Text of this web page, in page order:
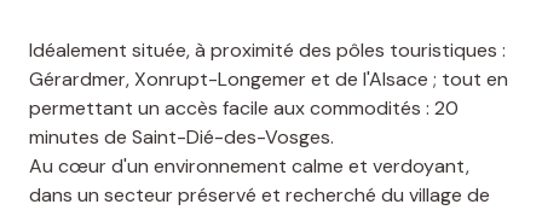
Idéalement située, à proximité des pôles touristiques :
Gérardmer, Xonrupt-Longemer et de l'Alsace ; tout en
permettant un accès facile aux commodités : 20
minutes de Saint-Dié-des-Vosges.
Au cœur d'un environnement calme et verdoyant,
dans un secteur préservé et recherché du village de